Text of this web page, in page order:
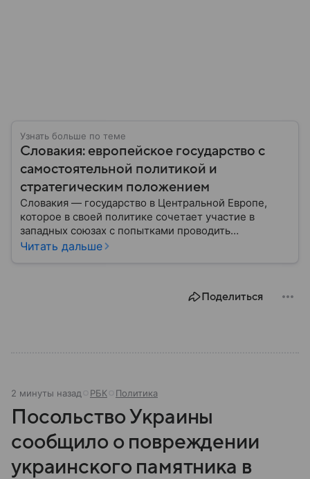
Узнать больше по теме
Словакия: европейское государство с
самостоятельной политикой и
стратегическим положением
Словакия — государство в Центральной Европе,
которое в своей политике сочетает участие в
западных союзах с попытками проводить
самостоятельный курс. Страна входит в ЕС и НАТО,
Читать дальше
Поделиться
2 минуты назад РБК Политика
Посольство Украины
сообщило о повреждении
украинского памятника в